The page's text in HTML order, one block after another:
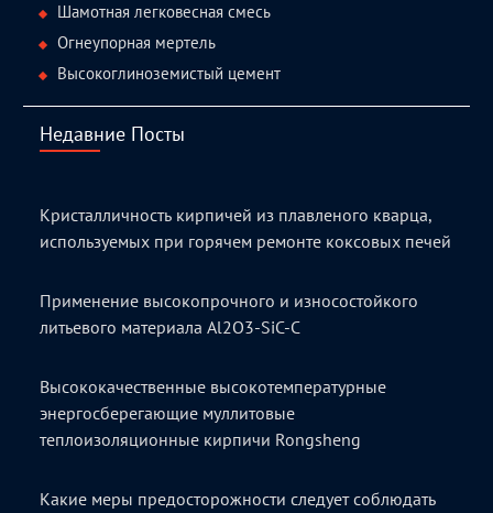
Шамотная легковесная смесь
Огнеупорная мертель
Высокоглиноземистый цемент
Недавние Посты
Кристалличность кирпичей из плавленого кварца,
используемых при горячем ремонте коксовых печей
Применение высокопрочного и износостойкого
литьевого материала Al2O3-SiC-C
Высококачественные высокотемпературные
энергосберегающие муллитовые
теплоизоляционные кирпичи Rongsheng
Какие меры предосторожности следует соблюдать